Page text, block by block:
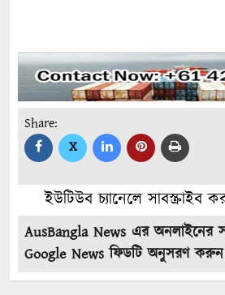
Share:
X
ইউটিউব চ্যানেলে সাবস্ক্রাইব
AusBangla News এর অনলাইনের
Google News ফিডটি অনুসরণ করুন